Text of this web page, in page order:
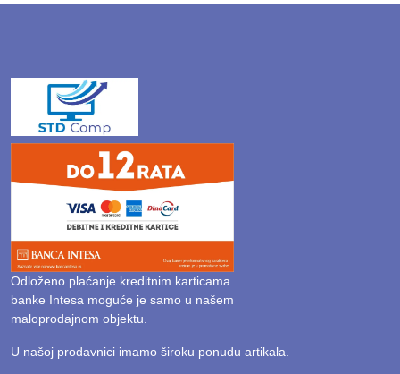
Odloženo plaćanje kreditnim karticama
banke Intesa moguće je samo u našem
maloprodajnom objektu.
U našoj prodavnici imamo široku ponudu artikala.